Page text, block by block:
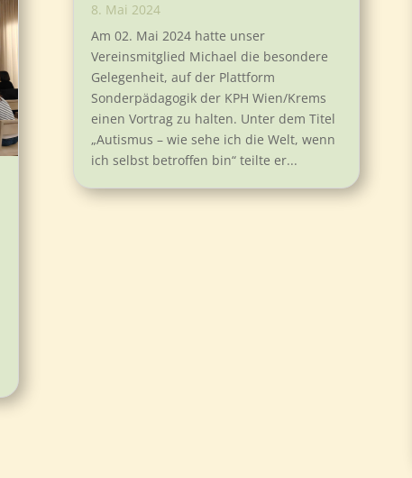
8. Mai 2024
Am 02. Mai 2024 hatte unser
Vereinsmitglied Michael die besondere
Gelegenheit, auf der Plattform
Sonderpädagogik der KPH Wien/Krems
einen Vortrag zu halten. Unter dem Titel
„Autismus – wie sehe ich die Welt, wenn
ich selbst betroffen bin“ teilte er...